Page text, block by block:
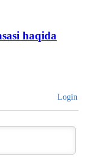
haqida
Login